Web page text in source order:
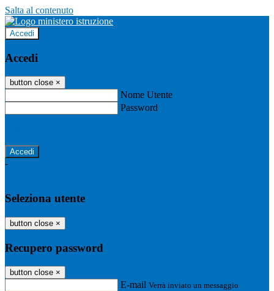
Salta al contenuto
Accedi
Accedi
button close ×
Nome Utente
Password
-
Seleziona utente
button close ×
Recupero password
button close ×
E-mail Verrà inviato un messaggio